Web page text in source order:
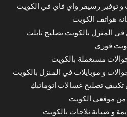
توفير رسيفر واي فاي في الكويت
هواتف الكويت
في المنزل بالكويت تصليح تابلت
فوري
مستعملة بالكويت
و موبايلات في المنزل بالكويت
تكييف تصليح غسالات اتوماتيك
من موقعي الكويت
و صيانة ثلاجات بالكويت